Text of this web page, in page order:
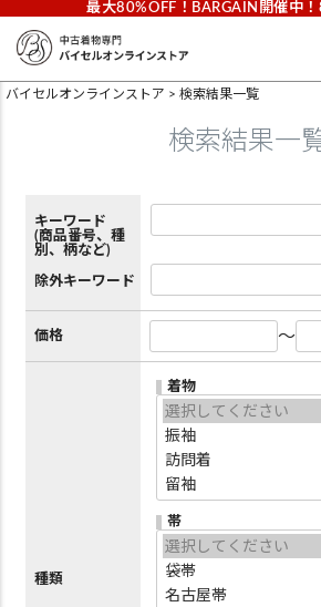
最大80%OFF！BARGAIN開催中
バイセルオンラインストア 検索結果一覧
検索結果一
キーワード
(商品番号、種
別、柄など)
除外キーワード
価格 ～
種類
着物
帯